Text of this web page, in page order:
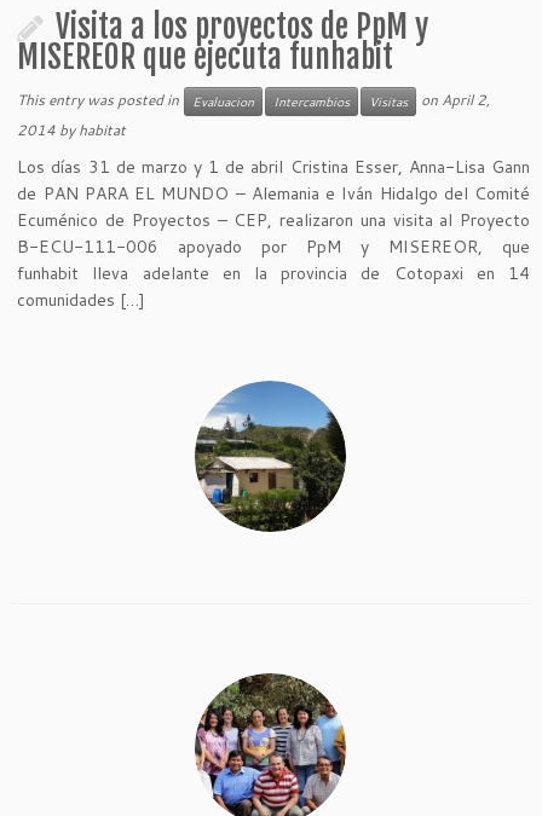
Visita a los proyectos de PpM y
MISEREOR que ejecuta funhabit
This entry was posted in Evaluacion Intercambios Visitas on April 2,
2014 byhabitat
Los días 31 de marzo y 1 de abril Cristina Esser, Anna-Lisa Gann
de PAN PARA EL MUNDO – Alemania e Iván Hidalgo del Comité
Ecuménico de Proyectos – CEP, realizaron una visita al Proyecto
B-ECU-111-006 apoyado por PpM y MISEREOR, que
funhabit lleva adelante en la provincia de Cotopaxi en 14
comunidades […]